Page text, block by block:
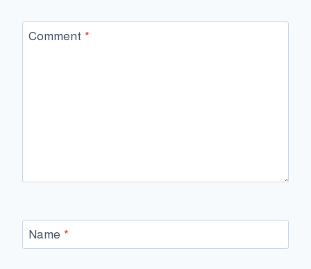
Comment *
Name *